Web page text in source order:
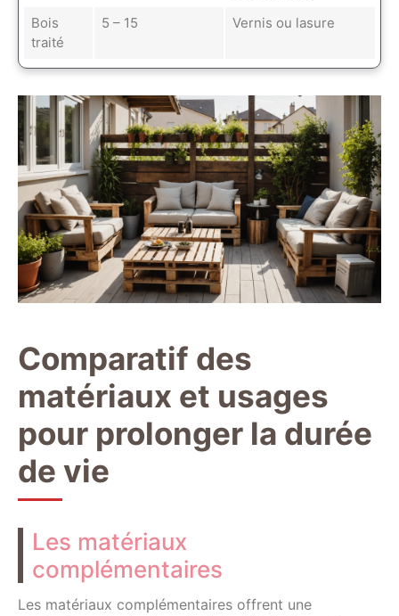
Bois
traité
5 – 15 Vernis ou lasure
Comparatif des
matériaux et usages
pour prolonger la durée
de vie
Les matériaux
complémentaires
Les matériaux complémentaires offrent une